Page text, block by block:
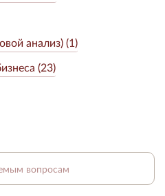
анализ) (1)
(23)